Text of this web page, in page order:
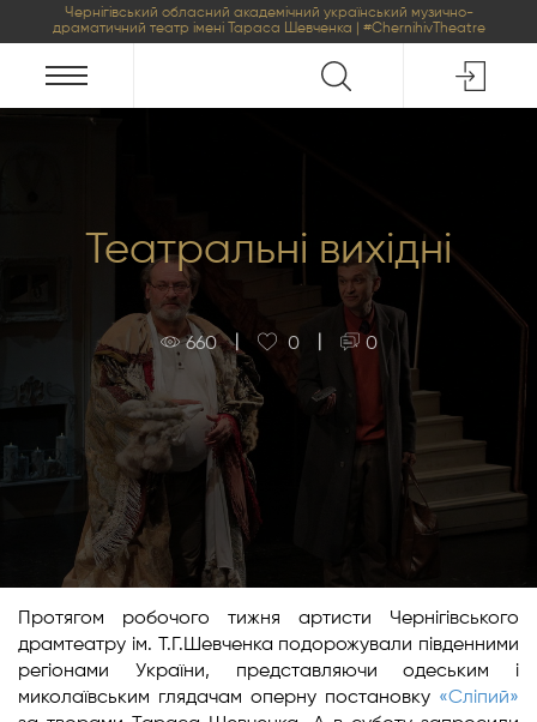
Чернігівський обласний академічний український музично-
драматичний театр імені Тараса Шевченка | #ChernihivTheatre
Театральні вихідні
660 | 0 0
Протягом робочого тижня артисти Чернігівського
драмтеатру ім. Т.Г.Шевченка подорожували південними
регіонами України, представляючи одеським і
миколаївським глядачам оперну постановку «Сліпий»